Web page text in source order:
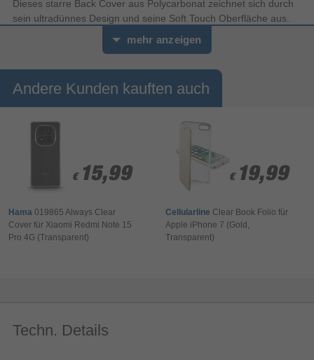
Dieses starre Back Cover aus Polycarbonat zeichnet sich durch
sein ultradünnes Design und seine Soft Touch Oberfläche aus.
Es passt sich perfekt dem Design Ihres Smartphones an und
schützt es vor leichten Kratzern und Stößen.
mehr anzeigen
Andere Kunden kauften auch
€ 15,99
€ 15,99
Hama 019865 Always Clear
Cover für Xiaomi Redmi Note 15
Pro 4G (Transparent)
€ 19,99
€ 19,99
Cellularline Clear Book Folio für
Apple iPhone 7 (Gold,
Transparent)
Techn. Details